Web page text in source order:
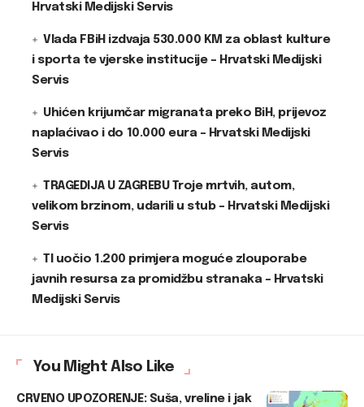
Hrvatski Medijski Servis
Vlada FBiH izdvaja 530.000 KM za oblast kulture
i sporta te vjerske institucije – Hrvatski Medijski
Servis
Uhićen krijumčar migranata preko BiH, prijevoz
naplaćivao i do 10.000 eura – Hrvatski Medijski
Servis
TRAGEDIJA U ZAGREBU Troje mrtvih, autom,
velikom brzinom, udarili u stub – Hrvatski Medijski
Servis
TI uočio 1.200 primjera moguće zlouporabe
javnih resursa za promidžbu stranaka – Hrvatski
Medijski Servis
You Might Also Like
CRVENO UPOZORENJE: Suša, vreline i jak